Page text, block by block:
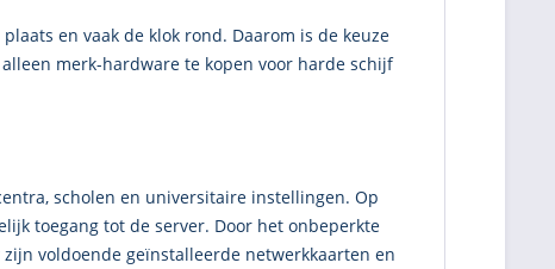
en vaak de klok rond. Daarom is de keuze
merk-hardware te kopen voor harde schijf
scholen en universitaire instellingen. Op
toegang tot de server. Door het onbeperkte
voldoende geïnstalleerde netwerkkaarten en